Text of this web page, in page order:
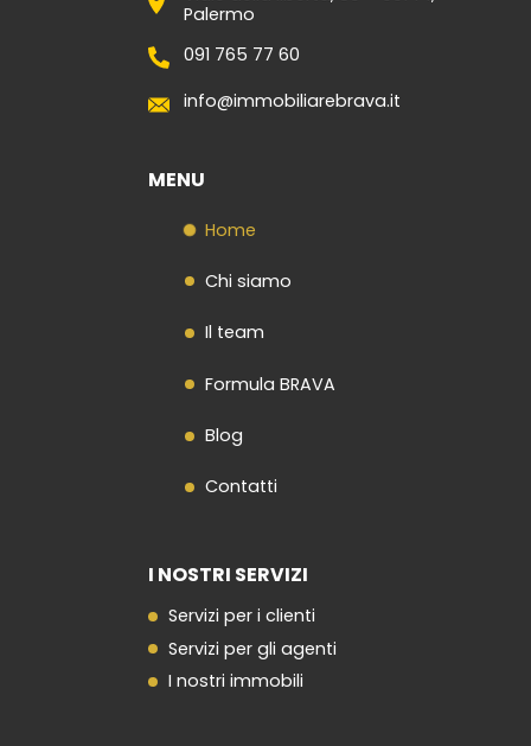
Palermo
091 765 77 60
info@immobiliarebrava.it
MENU
Home
Chi siamo
Il team
Formula BRAVA
Blog
Contatti
I NOSTRI SERVIZI
Servizi per i clienti
Servizi per gli agenti
I nostri immobili